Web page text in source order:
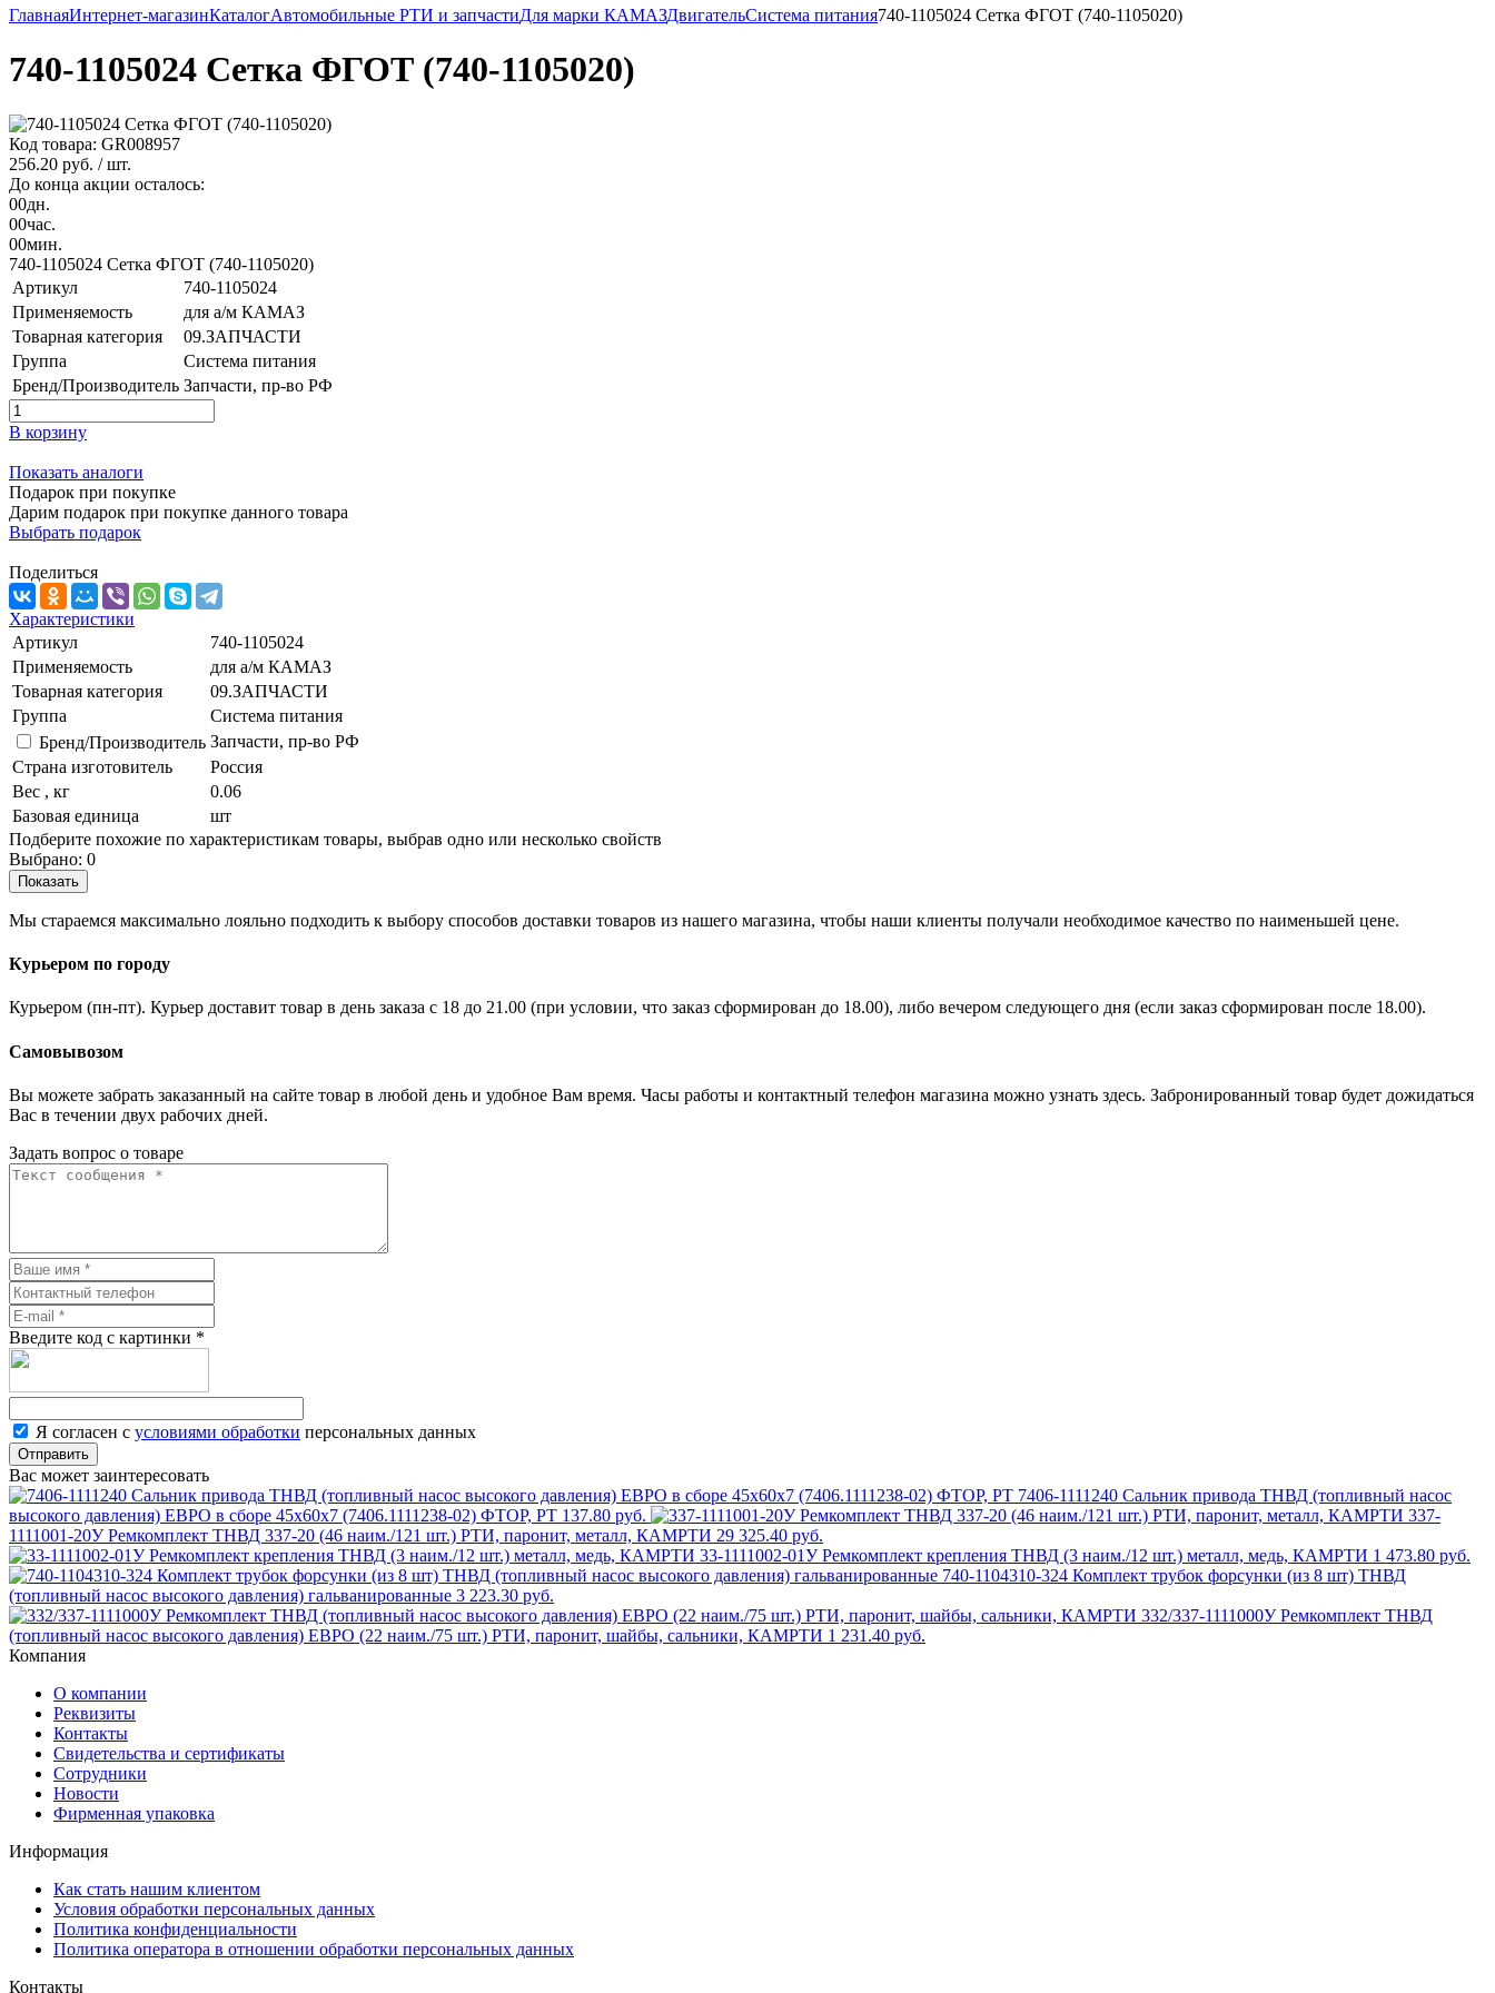
ГлавнаяИнтернет-магазинКаталогАвтомобильные РТИ и запчастиДля марки КАМАЗДвигательСистема питания740-1105024 Сетка ФГОТ (740-1105020)
740-1105024 Сетка ФГОТ (740-1105020)
Код товара: GR008957
256.20 руб. / шт.
До конца акции осталось:
00дн.
00час.
00мин.
740-1105024 Сетка ФГОТ (740-1105020)
Артикул
740-1105024
Применяемость
для а/м КАМАЗ
Товарная категория
09.ЗАПЧАСТИ
Группа
Система питания
Бренд/Производитель Запчасти, пр-во РФ
В корзину
Показать аналоги
Подарок при покупке
Дарим подарок при покупке данного товара
Выбрать подарок
Поделиться
Характеристики
Артикул
740-1105024
Применяемость
для а/м КАМАЗ
Товарная категория
09.ЗАПЧАСТИ
Группа
Система питания
Бренд/Производитель Запчасти, пр-во РФ
Страна изготовитель
Россия
Вес , кг
0.06
Базовая единица
шт
Подберите похожие по характеристикам товары, выбрав одно или несколько свойств
Выбрано: 0
Показать
Мы стараемся максимально лояльно подходить к выбору способов доставки товаров из нашего магазина, чтобы наши клиенты получали необходимое качество по наименьшей цене.
Курьером по городу
Курьером (пн-пт). Курьер доставит товар в день заказа с 18 до 21.00 (при условии, что заказ сформирован до 18.00), либо вечером следующего дня (если заказ сформирован после 18.00).
Самовывозом
Вы можете забрать заказанный на сайте товар в любой день и удобное Вам время. Часы работы и контактный телефон магазина можно узнать здесь. Забронированный товар будет дожидаться
Вас в течении двух рабочих дней.
Задать вопрос о товаре
Введите код с картинки *
Я согласен с условиями обработки персональных данных
Отправить
Вас может заинтересовать
7406-1111240 Сальник привода ТНВД (топливный насос
высокого давления) ЕВРО в сборе 45х60х7 (7406.1111238-02) ФТОР, РТ 137.80 руб.
337-
1111001-20У Ремкомплект ТНВД 337-20 (46 наим./121 шт.) РТИ, паронит, металл, КАМРТИ 29 325.40 руб.
33-1111002-01У Ремкомплект крепления ТНВД (3 наим./12 шт.) металл, медь, КАМРТИ 1 473.80 руб.
740-1104310-324 Комплект трубок форсунки (из 8 шт) ТНВД
(топливный насос высокого давления) гальванированные 3 223.30 руб.
332/337-1111000У Ремкомплект ТНВД
(топливный насос высокого давления) ЕВРО (22 наим./75 шт.) РТИ, паронит, шайбы, сальники, КАМРТИ 1 231.40 руб.
Компания
О компании
Реквизиты
Контакты
Свидетельства и сертификаты
Сотрудники
Новости
Фирменная упаковка
Информация
Как стать нашим клиентом
Условия обработки персональных данных
Политика конфиденциальности
Политика оператора в отношении обработки персональных данных
Контакты